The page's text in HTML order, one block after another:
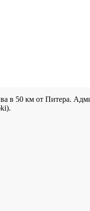
в 50 км от Питера.